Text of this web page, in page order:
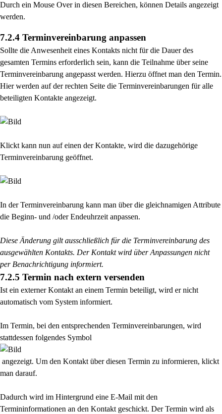
Durch ein Mouse Over in diesen Bereichen, können Details angezeigt
werden.
7.2.4 Terminvereinbarung anpassen
Sollte die Anwesenheit eines Kontakts nicht für die Dauer des
gesamten Termins erforderlich sein, kann die Teilnahme über seine
Terminvereinbarung angepasst werden. Hierzu öffnet man den Termin.
Hier werden auf der rechten Seite die Terminvereinbarungen für alle
beteiligten Kontakte angezeigt.
Klickt kann nun auf einen der Kontakte, wird die dazugehörige
Terminvereinbarung geöffnet.
In der Terminvereinbarung kann man über die gleichnamigen Attribute
die Beginn- und /oderEndeuhrzeit anpassen.
Diese Änderung gilt ausschließlich für die Terminvereinbarung des
ausgewählten Kontakts. Der Kontakt wird über Anpassungen nicht
per Benachrichtigung informiert.
7.2.5 Termin nach extern versenden
Ist ein externer Kontakt an einem Termin beteiligt, wird er nicht
automatisch vom System informiert.
Im Termin, bei den entsprechenden Terminvereinbarungen, wird
stattdessen folgendes Symbol
angezeigt. Um den Kontakt über diesen Termin zu informieren, klickt
man darauf.
Dadurch wird im Hintergrund eine E-Mail mit den
Termininformationen an den Kontakt geschickt. Der Termin wird als